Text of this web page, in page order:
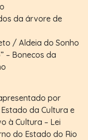
da árvore de
/ Aldeia do Sonho
– Bonecos da
por
da Cultura e
à Cultura – Lei
do Estado do Rio